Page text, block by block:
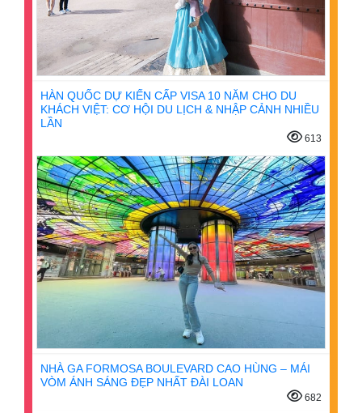
HÀN QUỐC DỰ KIẾN CẤP VISA 10 NĂM CHO DU
KHÁCH VIỆT: CƠ HỘI DU LỊCH & NHẬP CẢNH NHIỀU
LẦN
613
NHÀ GA FORMOSA BOULEVARD CAO HÙNG – MÁI
VÒM ÁNH SÁNG ĐẸP NHẤT ĐÀI LOAN
682